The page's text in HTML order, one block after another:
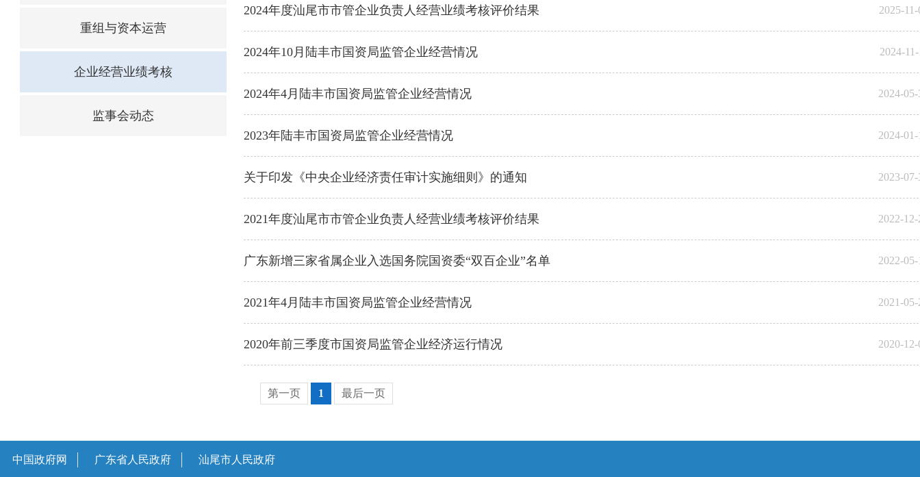
重组与资本运营
企业经营业绩考核
监事会动态
2024年度汕尾市市管企业负责人经营业绩考核评价结果 2025-
2024年10月陆丰市国资局监管企业经营情况 2024-
2024年4月陆丰市国资局监管企业经营情况 2024-
2023年陆丰市国资局监管企业经营情况 2024-
关于印发《中央企业经济责任审计实施细则》的通知 2023-
2021年度汕尾市市管企业负责人经营业绩考核评价结果 2022-
广东新增三家省属企业入选国务院国资委“双百企业”名单 2022-
2021年4月陆丰市国资局监管企业经营情况 2021-
2020年前三季度市国资局监管企业经济运行情况 2020-
第一页 1 最后一页
中国政府网 广东省人民政府 汕尾市人民政府